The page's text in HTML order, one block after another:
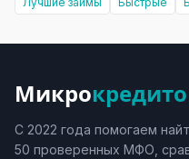
Микрокредито
С 2022 года помогаем
50 проверенных МФО,